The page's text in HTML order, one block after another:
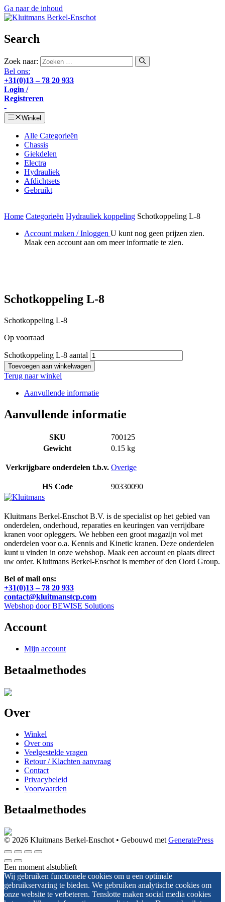
Ga naar de inhoud
Search
Zoek naar:
Bel ons:
+31(0)13 – 78 20 933
Login /
Registreren
-
Winkel
Alle Categorieën
Chassis
Giekdelen
Electra
Hydrauliek
Afdichtsets
Gebruikt
Home Categorieën Hydrauliek koppeling Schotkoppeling L-8
Account maken / Inloggen U kunt nog geen prijzen zien.
Maak een account aan om meer informatie te zien.
Schotkoppeling L-8
Schotkoppeling L-8
Op voorraad
Schotkoppeling L-8 aantal
Toevoegen aan winkelwagen
Terug naar winkel
Aanvullende informatie
Aanvullende informatie
SKU
700125
Gewicht
0.15 kg
Verkrijgbare onderdelen t.b.v. Overige
HS Code 90330090
Kluitmans Berkel-Enschot B.V. is de specialist op het gebied van
onderdelen, onderhoud, reparaties en keuringen van verrijdbare
kranen voor opleggers. We hebben een groot magazijn vol met
onderdelen voor o.a. Kennis and Kinetic kranen. Deze onderdelen
kunt u vinden in onze webshop. Maak een account en plaats direct
uw order. Kluitmans Berkel-Enschot is member of den Oord Group.
Bel of mail ons:
+31(0)13 – 78 20 933
contact@kluitmanstcp.com
Webshop door BEWISE Solutions
Account
Mijn account
Betaalmethodes
Over
Winkel
Over ons
Veelgestelde vragen
Retour / Klachten aanvraag
Contact
Privacybeleid
Voorwaarden
Betaalmethodes
© 2026 Kluitmans Berkel-Enschot • Gebouwd met GeneratePress
Een moment alstublieft
Wij gebruiken functionele cookies om u een optimale
gebruikservaring te bieden. We gebruiken analytische cookies om
onze website te verbeteren. Tenslotte maken social media cookies